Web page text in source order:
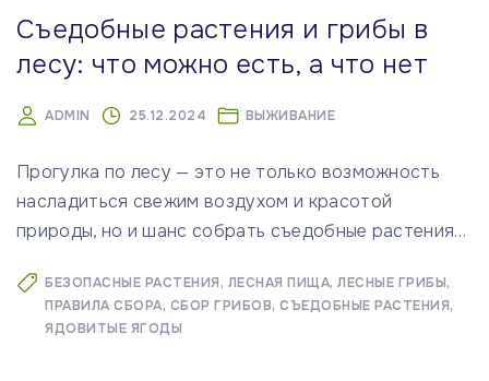
Съедобные растения и грибы в
лесу: что можно есть, а что нет
ADMIN 25.12.2024 ВЫЖИВАНИЕ
Прогулка по лесу — это не только возможность
насладиться свежим воздухом и красотой
природы, но и шанс собрать съедобные растения…
БЕЗОПАСНЫЕ РАСТЕНИЯ ЛЕСНАЯ ПИЩА ЛЕСНЫЕ ГРИБЫ
ПРАВИЛА СБОРА СБОР ГРИБОВ СЪЕДОБНЫЕ РАСТЕНИЯ
ЯДОВИТЫЕ ЯГОДЫ